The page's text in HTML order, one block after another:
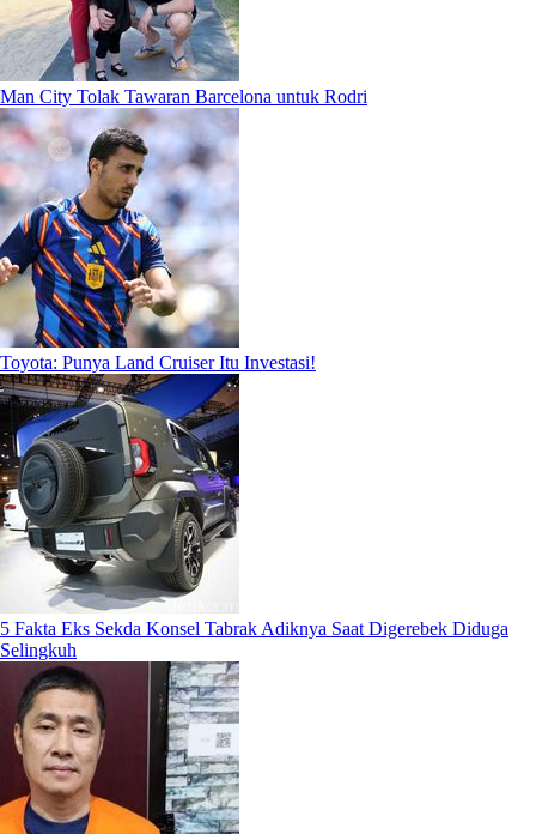
Man City Tolak Tawaran Barcelona untuk Rodri
Toyota: Punya Land Cruiser Itu Investasi!
5 Fakta Eks Sekda Konsel Tabrak Adiknya Saat Digerebek Diduga
Selingkuh